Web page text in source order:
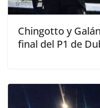
Chingotto y
final del P1 de